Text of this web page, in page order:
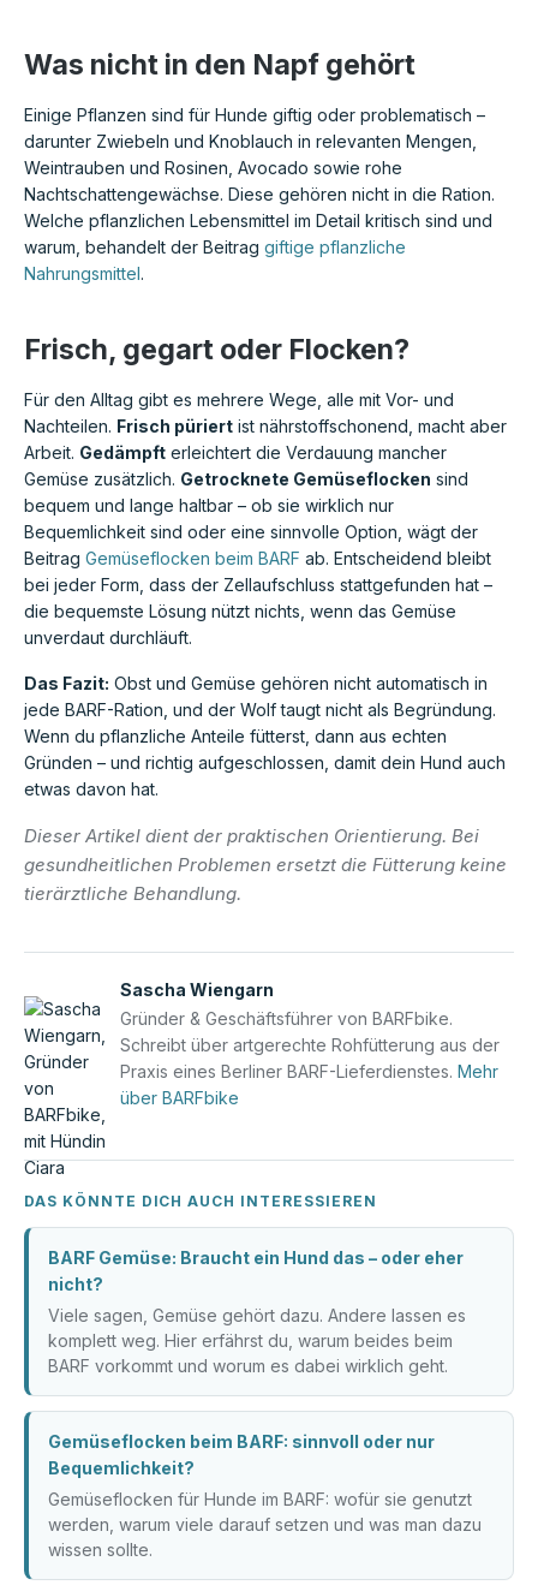
Was nicht in den Napf gehört
Einige Pflanzen sind für Hunde giftig oder problematisch –
darunter Zwiebeln und Knoblauch in relevanten Mengen,
Weintrauben und Rosinen, Avocado sowie rohe
Nachtschattengewächse. Diese gehören nicht in die Ration.
Welche pflanzlichen Lebensmittel im Detail kritisch sind und
warum, behandelt der Beitrag giftige pflanzliche
Nahrungsmittel.
Frisch, gegart oder Flocken?
Für den Alltag gibt es mehrere Wege, alle mit Vor- und
Nachteilen. Frisch püriert ist nährstoffschonend, macht aber
Arbeit. Gedämpft erleichtert die Verdauung mancher
Gemüse zusätzlich. Getrocknete Gemüseflocken sind
bequem und lange haltbar – ob sie wirklich nur
Bequemlichkeit sind oder eine sinnvolle Option, wägt der
Beitrag Gemüseflocken beim BARF ab. Entscheidend bleibt
bei jeder Form, dass der Zellaufschluss stattgefunden hat –
die bequemste Lösung nützt nichts, wenn das Gemüse
unverdaut durchläuft.
Das Fazit: Obst und Gemüse gehören nicht automatisch in
jede BARF-Ration, und der Wolf taugt nicht als Begründung.
Wenn du pflanzliche Anteile fütterst, dann aus echten
Gründen – und richtig aufgeschlossen, damit dein Hund auch
etwas davon hat.
Dieser Artikel dient der praktischen Orientierung. Bei
gesundheitlichen Problemen ersetzt die Fütterung keine
tierärztliche Behandlung.
Sascha Wiengarn
Gründer & Geschäftsführer von BARFbike.
Schreibt über artgerechte Rohfütterung aus der
Praxis eines Berliner BARF-Lieferdienstes. Mehr
über BARFbike
DAS KÖNNTE DICH AUCH INTERESSIEREN
BARF Gemüse: Braucht ein Hund das – oder eher
nicht?
Viele sagen, Gemüse gehört dazu. Andere lassen es
komplett weg. Hier erfährst du, warum beides beim
BARF vorkommt und worum es dabei wirklich geht.
Gemüseflocken beim BARF: sinnvoll oder nur
Bequemlichkeit?
Gemüseflocken für Hunde im BARF: wofür sie genutzt
werden, warum viele darauf setzen und was man dazu
wissen sollte.